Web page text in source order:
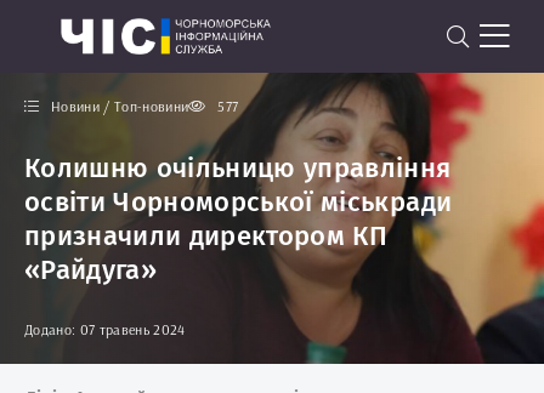
Новини / Топ-новини 577
Колишню очільницю управління
освіти Чорноморської міськради
призначили директором КП
«Райдуга»
Додано: 07 травень 2024